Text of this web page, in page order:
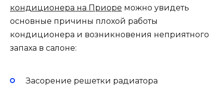
кондиционера на Приоре можно увидеть
основные причины плохой работы
кондиционера и возникновения неприятного
запаха в салоне:
Засорение решетки радиатора